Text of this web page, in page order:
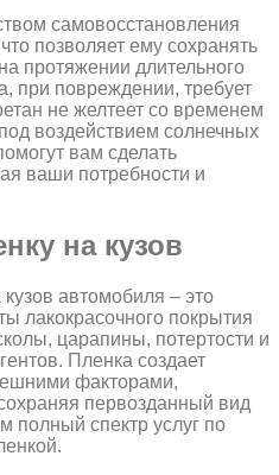
самовосстановления
позволяет ему сохранять
протяжении длительного
при повреждении, требует
не желтеет со временем
воздействием солнечных
вам сделать
ваши потребности и
на кузов
автомобиля – это
лакокрасочного покрытия
царапины, потертости и
Пленка создает
факторами,
первозданный вид
полный спектр услуг по